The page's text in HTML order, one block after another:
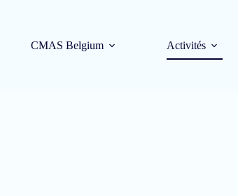
CMAS Belgium Activités